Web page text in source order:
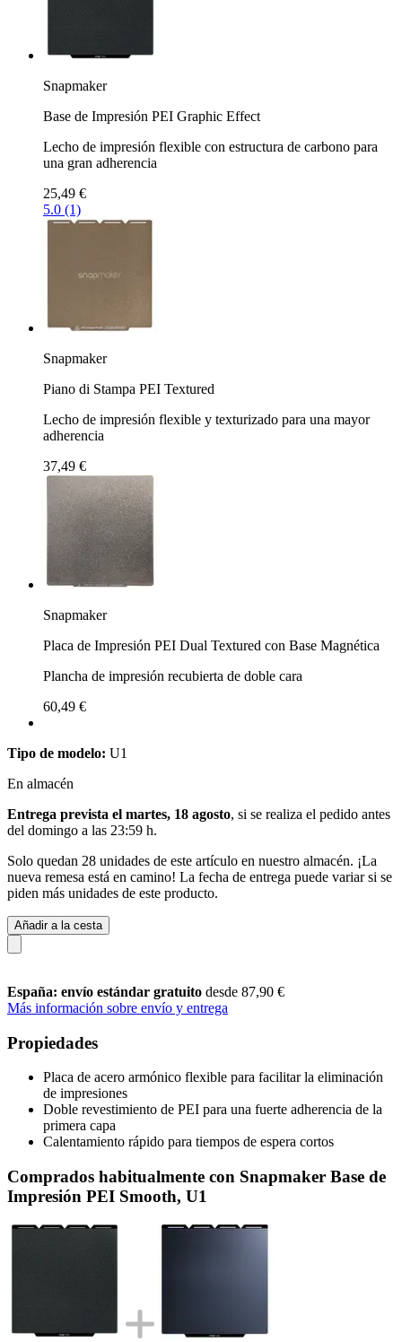
Snapmaker
Base de Impresión PEI Graphic Effect
Lecho de impresión flexible con estructura de carbono para
una gran adherencia
25,49 €
5.0 (1)
Snapmaker
Piano di Stampa PEI Textured
Lecho de impresión flexible y texturizado para una mayor
adherencia
37,49 €
Snapmaker
Placa de Impresión PEI Dual Textured con Base Magnética
Plancha de impresión recubierta de doble cara
60,49 €
Tipo de modelo: U1
En almacén
Entrega prevista el martes, 18 agosto, si se realiza el pedido antes
del domingo a las 23:59 h.
Solo quedan 28 unidades de este artículo en nuestro almacén. ¡La
nueva remesa está en camino! La fecha de entrega puede variar si se
piden más unidades de este producto.
Añadir a la cesta
España: envío estándar gratuito desde 87,90 €
Más información sobre envío y entrega
Propiedades
Placa de acero armónico flexible para facilitar la eliminación
de impresiones
Doble revestimiento de PEI para una fuerte adherencia de la
primera capa
Calentamiento rápido para tiempos de espera cortos
Comprados habitualmente con Snapmaker Base de
Impresión PEI Smooth, U1